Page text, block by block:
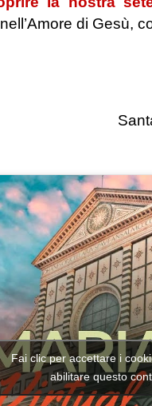
di Gesù,
Fai clic per accettare i
abilitare questo